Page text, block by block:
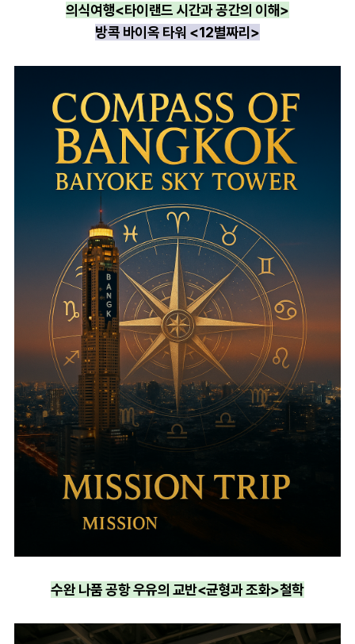
의식여행<타이랜드 시간과 공간의 이해>
방콕 바이옥 타워 <12별짜리>
수완 나품 공항 우유의 교반<균형과 조화>철학